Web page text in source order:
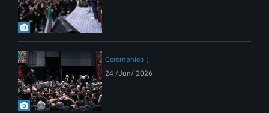
Cérémonies
24 /Jun/ 2026